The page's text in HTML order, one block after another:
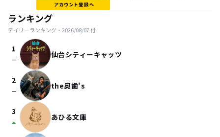
ランキング
デイリーランキング・ 2026/08/07付
1
check_indeterminate_small 仙台シティーキャッツ
2
check_indeterminate_small the奥歯's
3
arrow_drop_up あひる文庫